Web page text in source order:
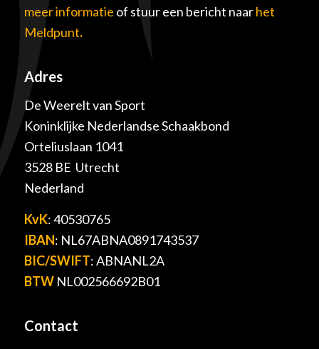
meer informatie of stuur een bericht naarhet
Meldpunt.
Adres
De Weerelt van Sport
Koninklijke Nederlandse Schaakbond
Orteliuslaan 1041
3528 BE Utrecht
Nederland
KvK: 40530765
IBAN: NL67ABNA0891743537
BIC/SWIFT: ABNANL2A
BTWNL002566692B01
Contact